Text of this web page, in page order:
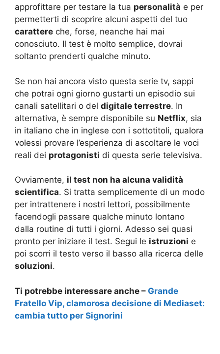
approfittare per testare la tua personalità e per
permetterti di scoprire alcuni aspetti del tuo
carattere che, forse, neanche hai mai
conosciuto. Il test è molto semplice, dovrai
soltanto prenderti qualche minuto.
Se non hai ancora visto questa serie tv, sappi
che potrai ogni giorno gustarti un episodio sui
canali satellitari o del digitale terrestre. In
alternativa, è sempre disponibile su Netflix, sia
in italiano che in inglese con i sottotitoli, qualora
volessi provare l’esperienza di ascoltare le voci
reali dei protagonisti di questa serie televisiva.
Ovviamente, il test non ha alcuna validità
scientifica. Si tratta semplicemente di un modo
per intrattenere i nostri lettori, possibilmente
facendogli passare qualche minuto lontano
dalla routine di tutti i giorni. Adesso sei quasi
pronto per iniziare il test. Segui le istruzioni e
poi scorri il testo verso il basso alla ricerca delle
soluzioni.
Ti potrebbe interessare anche – Grande
Fratello Vip, clamorosa decisione di Mediaset:
cambia tutto per Signorini